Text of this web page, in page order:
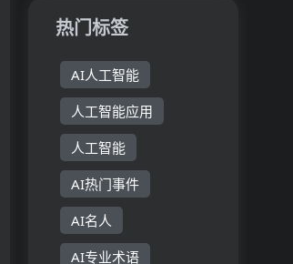
热门标签
AI人工智能
人工智能应用
人工智能
AI热门事件
AI名人
AI专业术语